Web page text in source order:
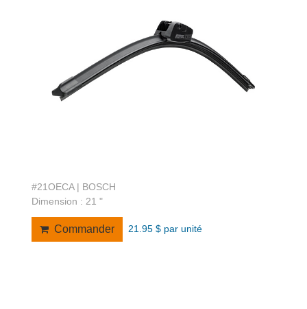
#21OECA | BOSCH
Dimension : 21 "
Commander 21.95 $ par unité